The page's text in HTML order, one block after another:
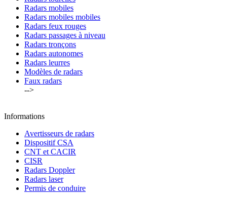
Radars mobiles
Radars mobiles mobiles
Radars feux rouges
Radars passages à niveau
Radars tronçons
Radars autonomes
Radars leurres
Modèles de radars
Faux radars
-->
Informations
Avertisseurs de radars
Dispositif CSA
CNT et CACIR
CISR
Radars Doppler
Radars laser
Permis de conduire